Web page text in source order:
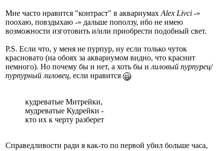
Мне часто нравится "контраст" в аквариумах Alex Livci -»
поохаю, повздыхаю -» дальше поползу, ибо не имею
возможности изготовить и/или приобрести подобный свет.
P.S. Если что, у меня не пурпур, ну если только чуток
красновато (на обоях за аквариумом видно, что краснит
немного). Но почему бы и нет, а хоть бы и лиловый пурпурец/
пурпурный лиловец, если нравится
кудреватые Митрейки,
мудреватые Кудрейки -
кто их к черту разберет
Справедливости ради я как-то по первой убил больше часа,